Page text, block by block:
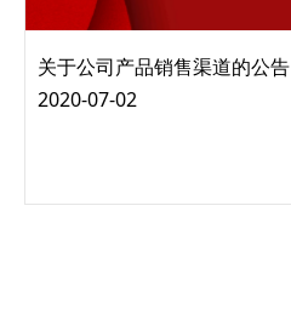
关于公司产品销售渠道的公告
2020-07-02